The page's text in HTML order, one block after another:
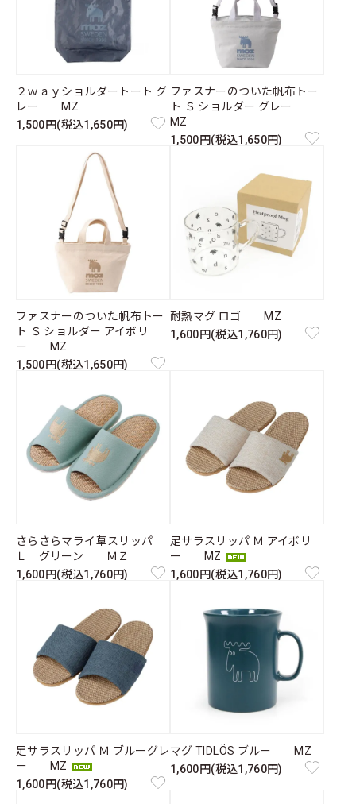
２ｗａｙショルダートート グ
レー MZ
1,500円(税込1,650円)
ファスナーのついた帆布トー
ト Ｓ ショルダー グレー
MZ
1,500円(税込1,650円)
ファスナーのついた帆布トー
ト Ｓ ショルダー アイボリ
ー MZ
1,500円(税込1,650円)
耐熱マグ ロゴ MZ
1,600円(税込1,760円)
さらさらマライ草スリッパ
Ｌ グリーン ＭＺ
1,600円(税込1,760円)
足サラスリッパ Ｍ アイボリ
ー MZ
1,600円(税込1,760円)
足サラスリッパ Ｍ ブルーグレ
ー MZ
1,600円(税込1,760円)
マグ TIDLÖS ブルー MZ
1,600円(税込1,760円)